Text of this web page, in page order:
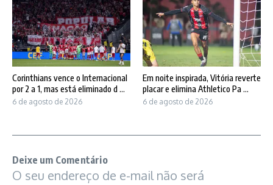
Corinthians vence o Internacional
por 2 a 1, mas está eliminado d ...
6 de agosto de 2026
Em noite inspirada, Vitória reverte
placar e elimina Athletico Pa ...
6 de agosto de 2026
Deixe um Comentário
O seu endereço de e-mail não será